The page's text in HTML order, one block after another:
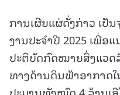
ການເຜີຍແຜ່ດັ່ງກ່າວ ເປັ
ງານປະຈໍາປີ 2025 ເພື່ອ
ປະຕິບັດກົດໝາຍສິ່ງແວດ
ທາງດ້ານດິນຟ້າອາກາດ